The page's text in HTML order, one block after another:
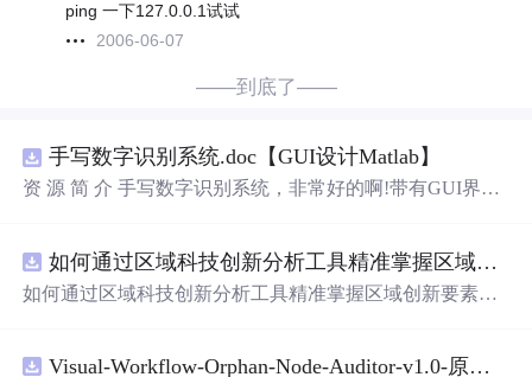
ping 一下127.0.0.1试试
2006-06-07
——到底了——
手写数字识别系统.doc【GUI设计Matlab】
资 源 简 介 手写数字识别系统，非常好的啊!带有GUI界
带有直观的图形用户界面（GUI），非常容易使用。你只
需要将手写数字输入系统，它将立即给出准确的识别结
是一个非常方便和实用的工具，你一定会喜欢它的！
如何通过区域科技创新分析工具精准掌握区域创新要素分布与产业链融合现状？.docx
如何通过区域科技创新分析工具精准掌握区域创新要素分
Visual-Workflow-Orphan-Node-Auditor-v1.0-原创源码与文档.zip